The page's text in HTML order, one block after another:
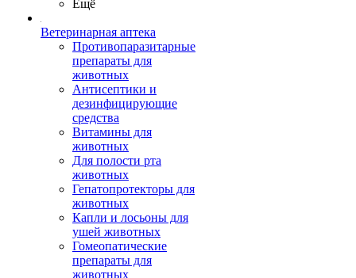
Ещё
Ветеринарная аптека
Противопаразитарные
препараты для
животных
Антисептики и
дезинфицирующие
средства
Витамины для
животных
Для полости рта
животных
Гепатопротекторы для
животных
Капли и лосьоны для
ушей животных
Гомеопатические
препараты для
животных